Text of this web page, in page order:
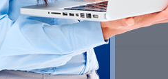
последняя активность